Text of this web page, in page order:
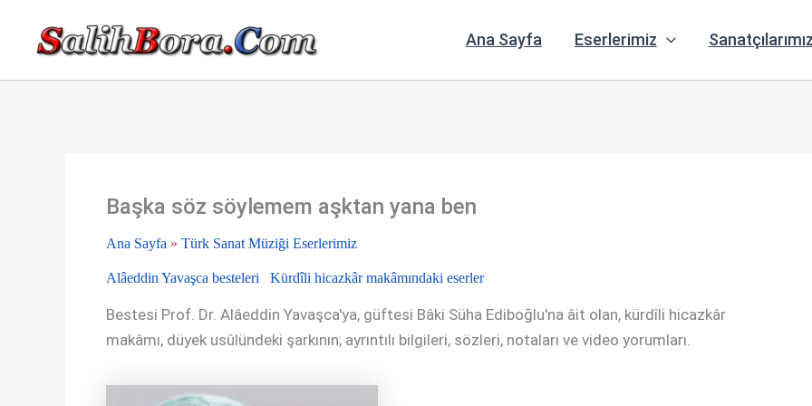
Ana Sayfa Eserlerimiz Sanatçılarımız
Başka söz söylemem aşktan yana ben
Ana Sayfa » Türk Sanat Müziği Eserlerimiz
Alâeddin Yavaşca besteleri Kürdîli hicazkâr makâmındaki eserler
Bestesi Prof. Dr. Alâeddin Yavaşca'ya, güftesi Bâki Süha Ediboğlu'na âit olan, kürdîli hicazkâr
makâmı, düyek usûlündeki şarkının; ayrıntılı bilgileri, sözleri, notaları ve video yorumları.